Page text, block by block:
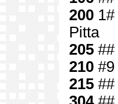
200 1#
Pitta
205 ##
210 #9
215 ##